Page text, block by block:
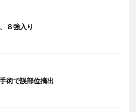
８強入り
術で誤部位摘出